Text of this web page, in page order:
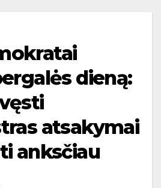
dieną:
atsakymai
anksčiau